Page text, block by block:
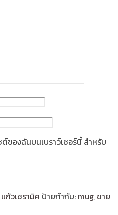
ของฉันบนเบราว์เซอร์นี้ สำหรับ
แก้วเซรามิค ป้ายกำกับ: mug, ขาย